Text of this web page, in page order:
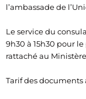
l’ambassade de
Le service du
9h30 à 15h30 pour
rattaché au
Tarif des